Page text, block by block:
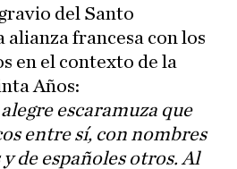
del Santo
alianza francesa con los
en el contexto de la
Años:
escaramuza que
entre sí, con nombres
de españoles otros. Al